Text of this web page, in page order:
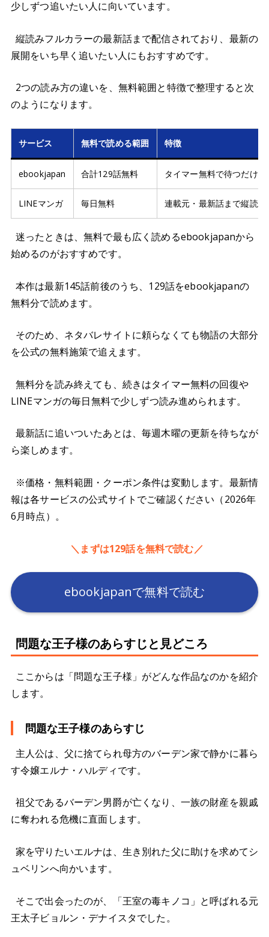
少しずつ追いたい人に向いています。
縦読みフルカラーの最新話まで配信されており、最新の
展開をいち早く追いたい人にもおすすめです。
2つの読み方の違いを、無料範囲と特徴で整理すると次
のようになります。
サービス 無料で読める範囲 特徴
ebookjapan 合計129話無料 タイマー無料で待つだけ
LINEマンガ 毎日無料 連載元・最新話まで縦読み
迷ったときは、無料で最も広く読めるebookjapanから
始めるのがおすすめです。
本作は最新145話前後のうち、129話をebookjapanの
無料分で読めます。
そのため、ネタバレサイトに頼らなくても物語の大部分
を公式の無料施策で追えます。
無料分を読み終えても、続きはタイマー無料の回復や
LINEマンガの毎日無料で少しずつ読み進められます。
最新話に追いついたあとは、毎週木曜の更新を待ちなが
ら楽しめます。
※価格・無料範囲・クーポン条件は変動します。最新情
報は各サービスの公式サイトでご確認ください（2026年
6月時点）。
＼まずは129話を無料で読む／
ebookjapanで無料で読む
問題な王子様のあらすじと見どころ
ここからは「問題な王子様」がどんな作品なのかを紹介
します。
問題な王子様のあらすじ
主人公は、父に捨てられ母方のバーデン家で静かに暮ら
す令嬢エルナ・ハルディです。
祖父であるバーデン男爵が亡くなり、一族の財産を親戚
に奪われる危機に直面します。
家を守りたいエルナは、生き別れた父に助けを求めてシ
ュベリンへ向かいます。
そこで出会ったのが、「王室の毒キノコ」と呼ばれる元
王太子ビョルン・デナイスタでした。